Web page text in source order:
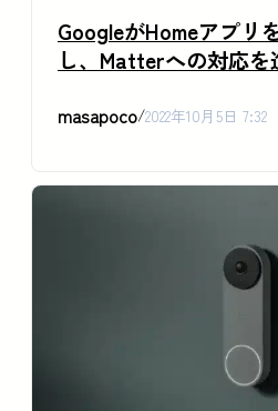
GoogleがHomeアプリ
し、Matterへの対応を
masapoco/2022年10月5日 7:32